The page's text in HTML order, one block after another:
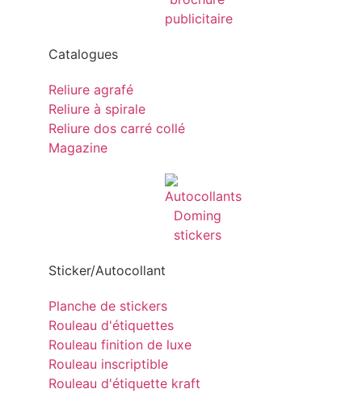
Catalogues
Reliure agrafé
Reliure à spirale
Reliure dos carré collé
Magazine
Sticker/Autocollant
Planche de stickers
Rouleau d'étiquettes
Rouleau finition de luxe
Rouleau inscriptible
Rouleau d'étiquette kraft